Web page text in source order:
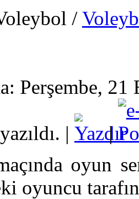
/
Perşembe,
|
|
oyun
oyuncu